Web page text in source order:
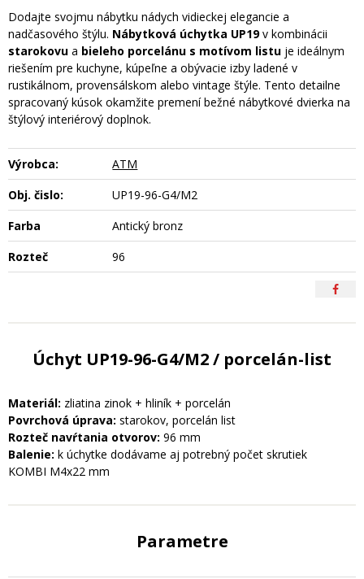
Dodajte svojmu nábytku nádych vidieckej elegancie a
nadčasového štýlu. Nábytková úchytka UP19v kombinácii
starokovu a bieleho porcelánu s motívom listu je ideálnym
riešením pre kuchyne, kúpeľne a obývacie izby ladené v
rustikálnom, provensálskom alebo vintage štýle. Tento detailne
spracovaný kúsok okamžite premení bežné nábytkové dvierka na
štýlový interiérový doplnok.
Výrobca:
ATM
Obj. čislo:
UP19-96-G4/M2
Farba
Antický bronz
Rozteč
96
Úchyt UP19-96-G4/M2 / porcelán-list
Materiál: zliatina zinok + hliník + porcelán
Povrchová úprava: starokov, porcelán list
Rozteč navŕtania otvorov: 96 mm
Balenie: k úchytke dodávame aj potrebný počet skrutiek
KOMBI M4x22 mm
Parametre